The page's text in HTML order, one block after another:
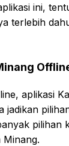
ini,
terlebih
aplikasi
jadikan
pilihan